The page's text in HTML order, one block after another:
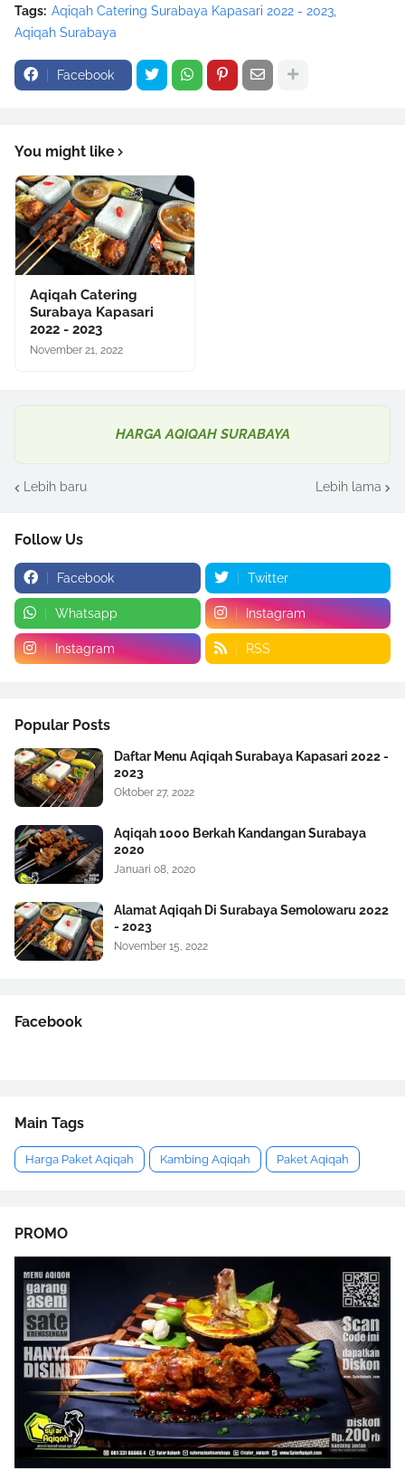
Tags: Aqiqah Catering Surabaya Kapasari 2022 - 2023
Aqiqah Surabaya
Facebook
You might like
Aqiqah Catering
Surabaya Kapasari
2022 - 2023
November 21, 2022
HARGA AQIQAH SURABAYA
Lebih baru Lebih lama
Follow Us
Facebook Twitter
Whatsapp Instagram
Instagram RSS
Popular Posts
Daftar Menu Aqiqah Surabaya Kapasari 2022 -
2023
Oktober 27, 2022
Aqiqah 1000 Berkah Kandangan Surabaya
2020
Januari 08, 2020
Alamat Aqiqah Di Surabaya Semolowaru 2022
- 2023
November 15, 2022
Facebook
Main Tags
Harga Paket Aqiqah Kambing Aqiqah Paket Aqiqah
PROMO